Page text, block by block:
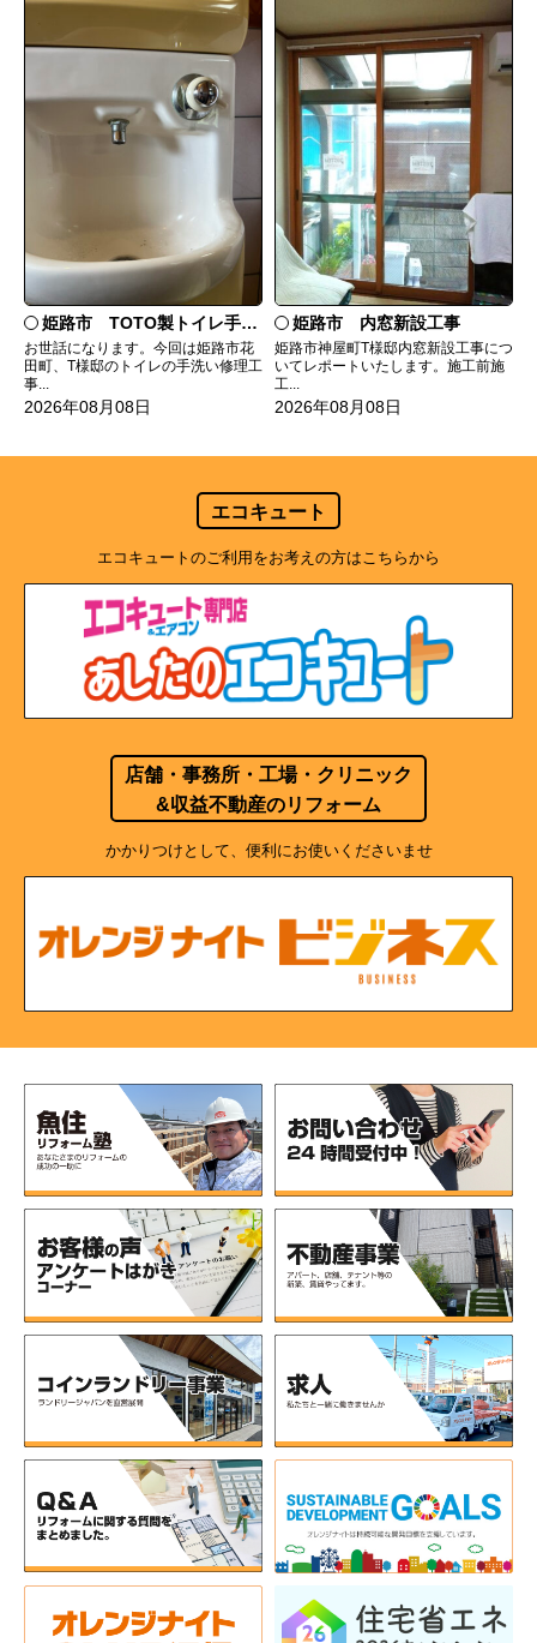
姫路市 TOTO製トイレ手洗いの水漏れ修理
お世話になります。今回は姫路市花
田町、T様邸のトイレの手洗い修理工
事...
2026年08月08日
姫路市 内窓新設工事
姫路市神屋町T様邸内窓新設工事につ
いてレポートいたします。施工前施
工...
2026年08月08日
エコキュート
エコキュートのご利用をお考えの方はこちらから
店舗・事務所・工場・クリニック
&収益不動産のリフォーム
かかりつけとして、便利にお使いくださいませ